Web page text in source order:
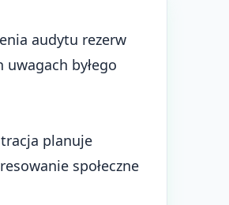
audytu rezerw
byłego
planuje
społeczne